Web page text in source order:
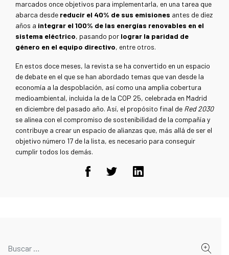
marcados once objetivos para implementarla, en una tarea que
abarca desde reducir el 40% de sus emisiones antes de diez
años a integrar el 100% de las energías renovables en el
sistema eléctrico, pasando por lograr la paridad de
género en el equipo directivo, entre otros.
En estos doce meses, la revista se ha convertido en un espacio
de debate en el que se han abordado temas que van desde la
economía a la despoblación, así como una amplia cobertura
medioambiental, incluida la de la COP 25, celebrada en Madrid
en diciembre del pasado año. Así, el propósito final de Red 2030
se alinea con el compromiso de sostenibilidad de la compañía y
contribuye a crear un espacio de alianzas que, más allá de ser el
objetivo número 17 de la lista, es necesario para conseguir
cumplir todos los demás.